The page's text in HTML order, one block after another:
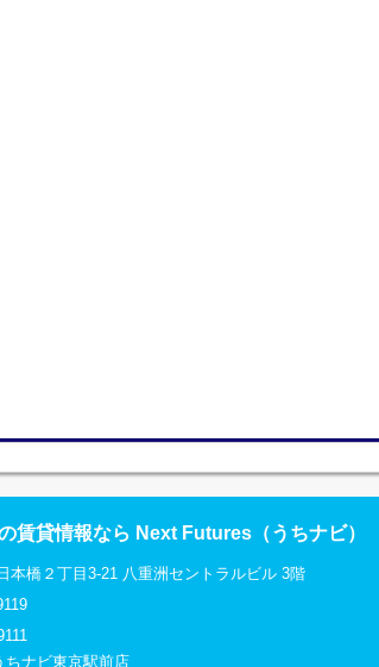
賃貸情報なら Next Futures（うちナビ）
本橋２丁目3-21 八重洲セントラルビル 3階
ちナビ東京駅前店